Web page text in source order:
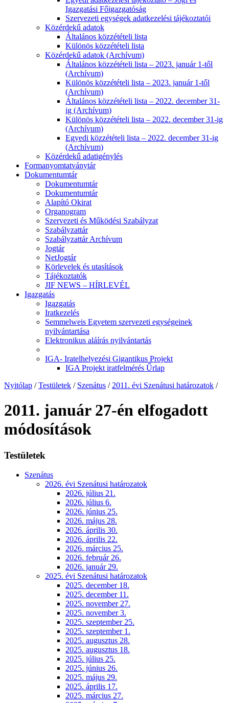
Igazgatási Főigazgatóság
Szervezeti egységek adatkezelési tájékoztatói
Közérdekű adatok
Általános közzétételi lista
Különös közzétételi lista
Közérdekű adatok (Archívum)
Általános közzétételi lista – 2023. január 1-től
(Archívum)
Különös közzétételi lista – 2023. január 1-től
(Archívum)
Általános közzétételi lista – 2022. december 31-
ig (Archívum)
Különös közzétételi lista – 2022. december 31-ig
(Archívum)
Egyedi közzétételi lista – 2022. december 31-ig
(Archívum)
Közérdekű adatigénylés
Formanyomtatványtár
Dokumentumtár
Dokumentumtár
Dokumentumtár
Alapító Okirat
Organogram
Szervezeti és Működési Szabályzat
Szabályzattár
Szabályzattár Archívum
Jogtár
NetJogtár
Körlevelek és utasítások
Tájékoztatók
JIF NEWS – HÍRLEVÉL
Igazgatás
Igazgatás
Iratkezelés
Semmelweis Egyetem szervezeti egységeinek
nyilvántartása
Elektronikus aláírás nyilvántartás
IGA- Iratelhelyezési Gigantikus Projekt
IGA Projekt iratfelmérés Űrlap
Nyitólap / Testületek / Szenátus / 2011. évi Szenátusi határozatok /
2011. január 27-én elfogadott
módosítások
Testületek
Szenátus
2026. évi Szenátusi határozatok
2026. július 21.
2026. július 6.
2026. június 25.
2026. május 28.
2026. április 30.
2026. április 22.
2026. március 25.
2026. február 26.
2026. január 29.
2025. évi Szenátusi határozatok
2025. december 18.
2025. december 11.
2025. november 27.
2025. november 3.
2025. szeptember 25.
2025. szeptember 1.
2025. augusztus 28.
2025. augusztus 18.
2025. július 25.
2025. június 26.
2025. május 29.
2025. április 17.
2025. március 27.